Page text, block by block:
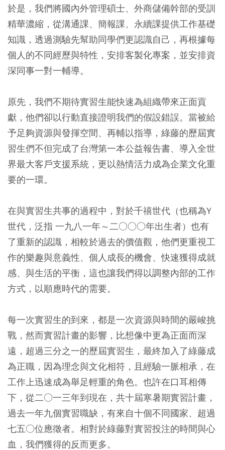
於是，我們將國內外管理碩士、外商儲備幹部的受訓
精華濃縮，從溝通課、簡報課、永續課提供工作基礎
知識，透過測驗先幫助同學們更認識自己，再根據每
個人的不同經歷與特性，安排客製化專案，並安排資
深同事一對一輔導。
原先，我們不期待實習生能快速為組織帶來正面貢
獻，他們卻以行動直接證明我們的假設錯誤。當被給
予足夠資源與發揮空間、再輔以指導，綠藤的歷屆實
習生們不但完成了台灣第一本公益報告書、導入全世
界最大客戶支援系統，更以熱情活力成為企業文化重
要的一環。
在與實習生共事的過程中，對於千禧世代（也稱為Y
世代，泛指 一九八一年～二○○○年出生者）也有
了重新的認識，相較於過去的價值觀，他們更重視工
作的樂趣與意義性、個人成長的機會、快速獲得成就
感、與生活的平衡，這也讓我們得以調整內部的工作
方式，以順應時代的需要。
每一次實習生的到來，都是一次資源與時間的嚴峻挑
戰，然而實習計畫的影響，比想像中更為正面而深
遠，超過三分之一的歷屆實習生，最終加入了綠藤成
為正職，因為理念與文化相符，且經驗一脈相承，在
工作上迅速成為舉足輕重的角色。也許在口耳相傳
下，從二○一三年到現在，共十屆寒暑期實習計畫，
過去一年九個實習職缺，有來自十個不同國家、超過
七五○位應徵者。相對於綠藤對實習投注的時間與心
血，我們獲得的反而更多。